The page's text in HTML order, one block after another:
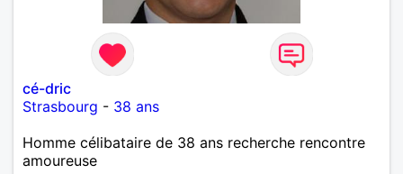
cé-dric
Strasbourg - 38 ans
Homme célibataire de 38 ans recherche rencontre
amoureuse